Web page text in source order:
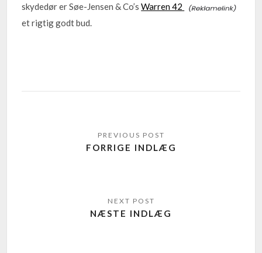
skydedør er Søe-Jensen & Co’sWarren 42
et rigtig godt bud.
FORRIGE INDLÆG
NÆSTE INDLÆG